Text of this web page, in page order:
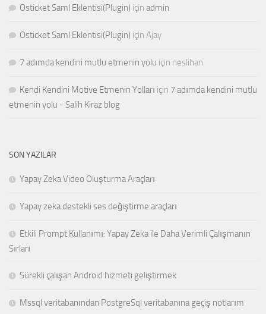
Osticket Saml Eklentisi(Plugin) için admin
Osticket Saml Eklentisi(Plugin) için Ajay
7 adımda kendini mutlu etmenin yolu için neslihan
Kendi Kendini Motive Etmenin Yolları için 7 adımda kendini mutlu
etmenin yolu - Salih Kiraz blog
SON YAZILAR
Yapay Zeka Video Oluşturma Araçları
Yapay zeka destekli ses değiştirme araçları
Etkili Prompt Kullanımı: Yapay Zeka ile Daha Verimli Çalışmanın
Sırları
Sürekli çalışan Android hizmeti geliştirmek
Mssql veritabanından PostgreSql veritabanına geçiş notlarım